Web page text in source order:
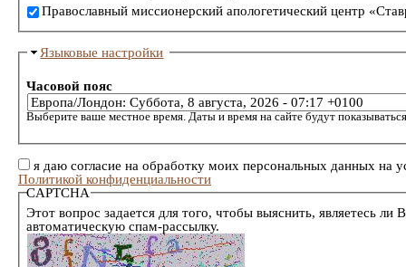
Православный миссионерский апологетический центр
Языковые настройки
Часовой пояс
Выберите ваше местное время. Даты и время на сайте будут
я даю согласие на обработку моих персональных данных на
Политикой конфиденциальности
CAPTCHA
Этот вопрос задается для того, чтобы выяснить, являетесь ли
автоматическую спам-рассылку.